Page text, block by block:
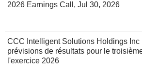
2026 Earnings Call, Jul 30, 2026
CCC Intelligent Solutions Holdings Inc
prévisions de résultats pour le
l'exercice 2026